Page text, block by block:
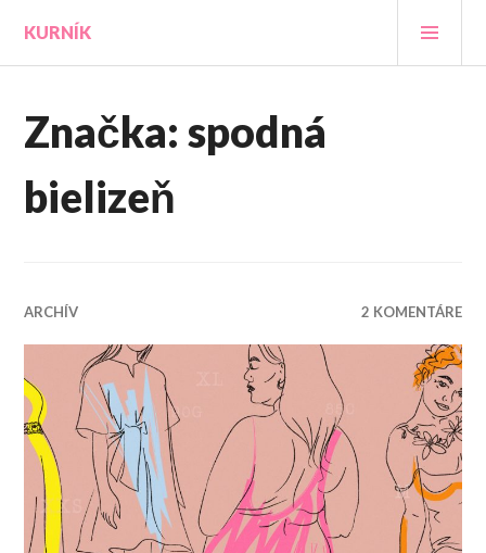
obsah
KURNÍK
Značka:spodná
bielizeň
ARCHÍV 2 KOMENTÁRE